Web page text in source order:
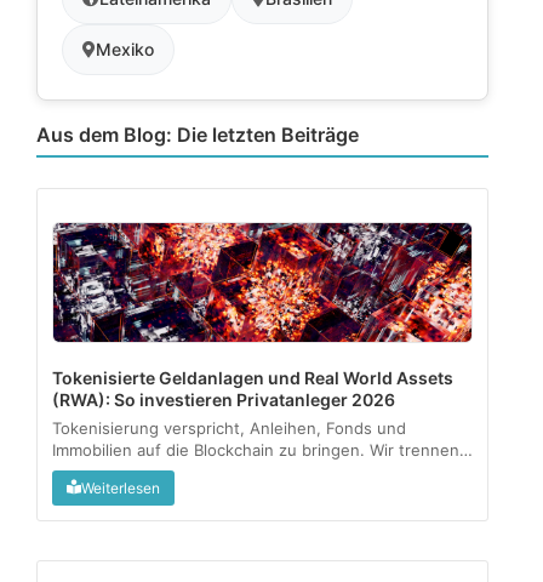
Mexiko
Aus dem Blog: Die letzten Beiträge
Tokenisierte Geldanlagen und Real World Assets
(RWA): So investieren Privatanleger 2026
Tokenisierung verspricht, Anleihen, Fonds und
Immobilien auf die Blockchain zu bringen. Wir trennen
regulierte Angebote vom Graumarkt und zeigen, was
als kleine Beimischung sinnvoll sein kann....
Weiterlesen